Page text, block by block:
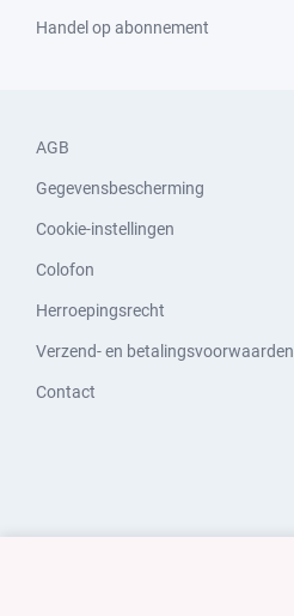
Handel op abonnement
AGB
Gegevensbescherming
Cookie-instellingen
Colofon
Herroepingsrecht
Verzend- en betalingsvoorwaarden
Contact